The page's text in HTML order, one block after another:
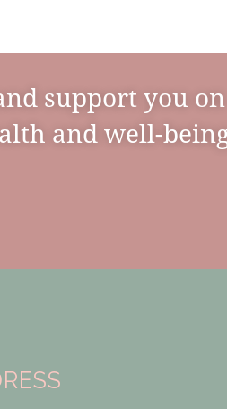
support you on
and well-